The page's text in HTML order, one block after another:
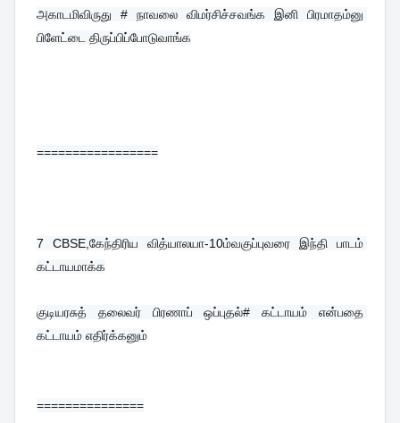
அகாடமிவிருது # நாவலை விமர்சிச்சவங்க இனி பிரமாதம்னு
பிளேட்டை திருப்பிப்போடுவாங்க
=================
7 CBSE,கேந்திரிய வித்யாலயா-10ம்வகுப்புவரை இந்தி பாடம்
கட்டாயமாக்க
குடியரசுத் தலைவர் பிரணாப் ஒப்புதல்# கட்டாயம் என்பதை
கட்டாயம் எதிர்க்கனும்
===============